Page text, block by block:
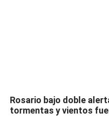
Rosario bajo doble
tormentas y vientos